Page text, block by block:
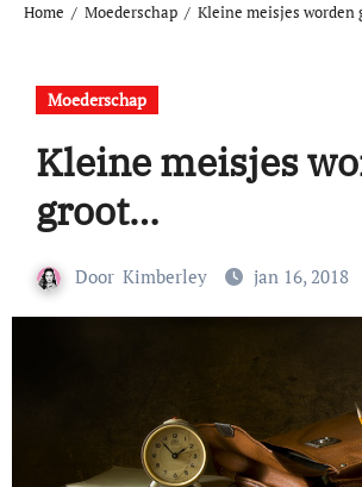
Home Moederschap Kleine meisjes
Moederschap
Kleine meisjes
groot…
Door Kimberley jan 16, 2018